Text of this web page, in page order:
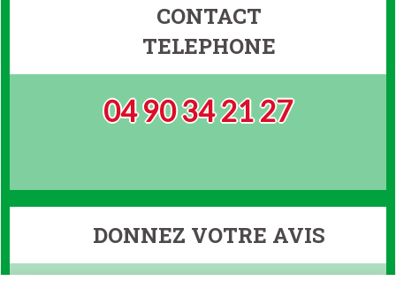
CONTACT
TELEPHONE
04 90 34 21 27
DONNEZ VOTRE AVIS